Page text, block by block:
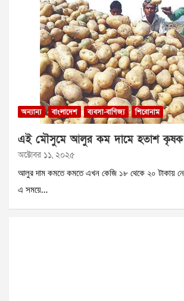
অন্যান্য বাংলাদেশ ব্যবসা-বাণিজ্য শিরোনাম
এই মৌসুমে আলুর কম দামে হতাশ কৃষক
অক্টোবর ১১, ২০২৫
আলুর দাম কমতে কমতে এখন কেজি ১৮ থেকে ২০ টাকায়
এ সময়ে…